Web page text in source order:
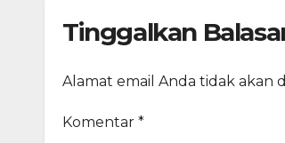
Tinggalkan
Alamat email Anda tidak akan
Komentar *